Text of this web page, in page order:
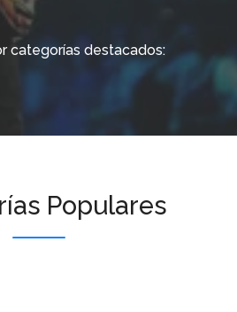
categorías destacados:
Populares